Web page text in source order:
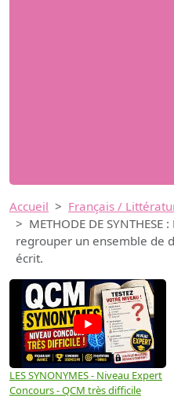
Accueil
Français /
METHODE DE
regrouper un ensemble de
écrit.
LES SYNONYMES - Niveau Expert
Concours - QCM très difficile